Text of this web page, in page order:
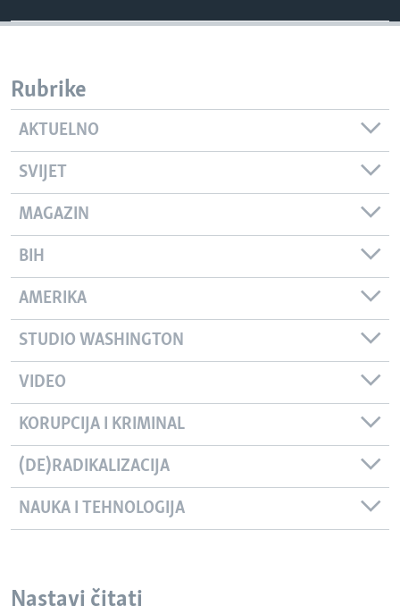
Rubrike
AKTUELNO
SVIJET
MAGAZIN
BIH
AMERIKA
STUDIO WASHINGTON
VIDEO
KORUPCIJA I KRIMINAL
(DE)RADIKALIZACIJA
NAUKA I TEHNOLOGIJA
Nastavi čitati